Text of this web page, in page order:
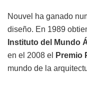
Nouvel ha ganado
diseño. En 1989
Instituto del Mundo
en el 2008 el
Premio
mundo de la